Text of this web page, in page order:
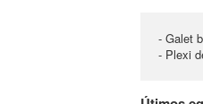
- Galet
- Plexi